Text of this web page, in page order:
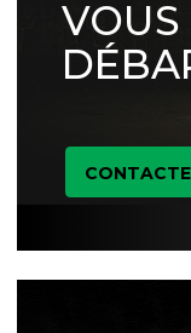
VOUS